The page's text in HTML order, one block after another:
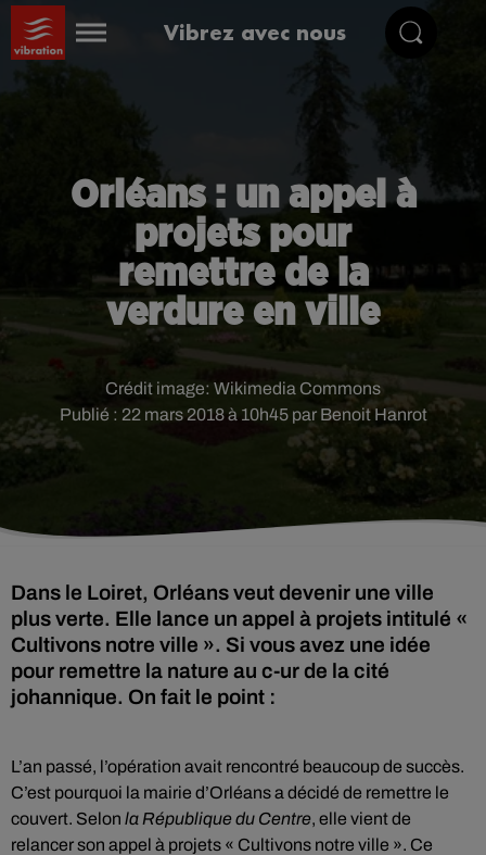
Vibrez avec nous
Orléans : un appel à
projets pour
remettre de la
verdure en ville
Publié : 22 mars 2018 à 10h45 par Benoit Hanrot
Crédit image: Wikimedia Commons
Dans le Loiret, Orléans veut devenir une ville
plus verte. Elle lance un appel à projets intitulé «
Cultivons notre ville ». Si vous avez une idée
pour remettre la nature au c-ur de la cité
johannique. On fait le point :
L’an passé, l’opération avait rencontré beaucoup de succès.
C’est pourquoi la mairie d’Orléans a décidé de remettre le
couvert. Selon la République du Centre, elle vient de
relancer son appel à projets « Cultivons notre ville ». Ce